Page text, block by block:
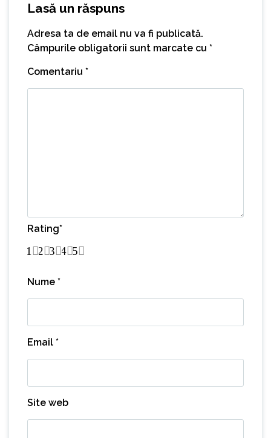
Lasă un răspuns
Adresa ta de email nu va fi publicată.
Câmpurile obligatorii sunt marcate cu *
Comentariu *
Rating*
5
4
3
2
1
Nume *
Email *
Site web